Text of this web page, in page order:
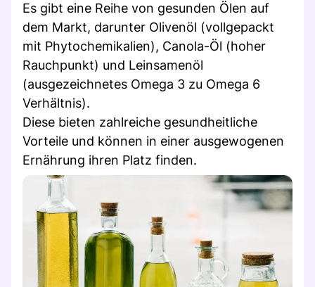
Es gibt eine Reihe von gesunden Ölen auf
dem Markt, darunter Olivenöl (vollgepackt
mit Phytochemikalien), Canola-Öl (hoher
Rauchpunkt) und Leinsamenöl
(ausgezeichnetes Omega 3 zu Omega 6
Verhältnis).
Diese bieten zahlreiche gesundheitliche
Vorteile und können in einer ausgewogenen
Ernährung ihren Platz finden.